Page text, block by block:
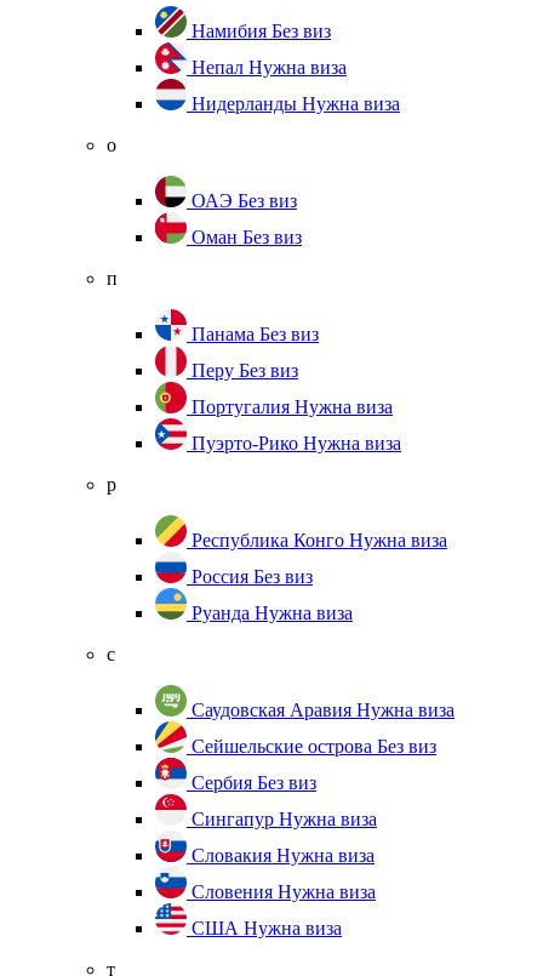
Намибия Без виз
Непал Нужна виза
Нидерланды Нужна виза
о
ОАЭ Без виз
Оман Без виз
п
Панама Без виз
Перу Без виз
Португалия Нужна виза
Пуэрто-Рико Нужна виза
р
Республика Конго Нужна виза
Россия Без виз
Руанда Нужна виза
с
Саудовская Аравия Нужна виза
Сейшельские острова Без виз
Сербия Без виз
Сингапур Нужна виза
Словакия Нужна виза
Словения Нужна виза
США Нужна виза
т